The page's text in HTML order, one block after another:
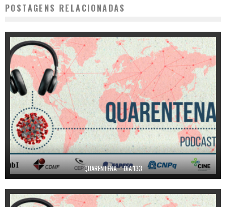
POSTAGENS RELACIONADAS
QUARENTENA – DIA 133